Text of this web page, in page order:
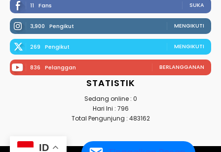
11 Fans SUKA
3,900 Pengikut MENGIKUTI
269 Pengikut MENGIKUTI
836 Pelanggan BERLANGGANAN
STATISTIK
Sedang online : 0
Hari Ini : 796
Total Pengunjung : 483162
ID